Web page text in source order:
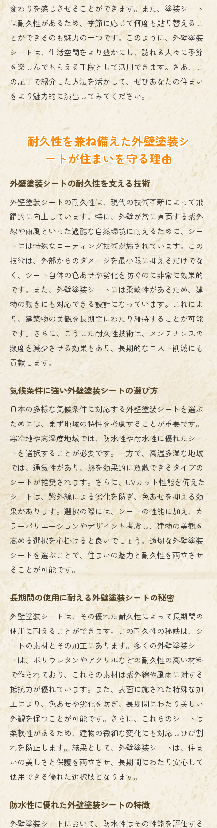
変わりを感じさせることができます。また、塗装シート
は耐久性があるため、季節に応じて何度も貼り替えるこ
とができるのも魅力の一つです。このように、外壁塗装
シートは、生活空間をより豊かにし、訪れる人々に季節
を楽しんでもらえる手段として活用できます。さあ、こ
の記事で紹介した方法を活かして、ぜひあなたの住まい
をより魅力的に演出してみてください。
耐久性を兼ね備えた外壁塗装シ
ートが住まいを守る理由
外壁塗装シートの耐久性を支える技術
外壁塗装シートの耐久性は、現代の技術革新によって飛
躍的に向上しています。特に、外壁が常に直面する紫外
線や雨風といった過酷な自然環境に耐えるために、シー
トには特殊なコーティング技術が施されています。この
技術は、外部からのダメージを最小限に抑えるだけでな
く、シート自体の色あせや劣化を防ぐのに非常に効果的
です。また、外壁塗装シートには柔軟性があるため、建
物の動きにも対応できる設計になっています。これによ
り、建築物の美観を長期間にわたり維持することが可能
です。さらに、こうした耐久性技術は、メンテナンスの
頻度を減少させる効果もあり、長期的なコスト削減にも
貢献します。
気候条件に強い外壁塗装シートの選び方
日本の多様な気候条件に対応する外壁塗装シートを選ぶ
ためには、まず地域の特性を考慮することが重要です。
寒冷地や高湿度地域では、防水性や耐水性に優れたシー
トを選択することが必要です。一方で、高温多湿な地域
では、通気性があり、熱を効果的に放散できるタイプの
シートが推奨されます。さらに、UVカット性能を備えた
シートは、紫外線による劣化を防ぎ、色あせを抑える効
果があります。選択の際には、シートの性能に加え、カ
ラーバリエーションやデザインも考慮し、建物の美観を
高める選択を心掛けると良いでしょう。適切な外壁塗装
シートを選ぶことで、住まいの魅力と耐久性を両立させ
ることが可能です。
長期間の使用に耐える外壁塗装シートの秘密
外壁塗装シートは、その優れた耐久性によって長期間の
使用に耐えることができます。この耐久性の秘訣は、シ
ートの素材とその加工にあります。多くの外壁塗装シー
トは、ポリウレタンやアクリルなどの耐久性の高い材料
で作られており、これらの素材は紫外線や風雨に対する
抵抗力が優れています。また、表面に施された特殊な加
工により、色あせや劣化を防ぎ、長期間にわたり美しい
外観を保つことが可能です。さらに、これらのシートは
柔軟性があるため、建物の微細な変化にも対応しひび割
れを防止します。結果として、外壁塗装シートは、住ま
いの美しさと保護を両立させ、長期間にわたり安心して
使用できる優れた選択肢となります。
防水性に優れた外壁塗装シートの特徴
外壁塗装シートにおいて、防水性はその性能を評価する